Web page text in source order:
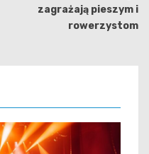
zagrażają pieszym i
rowerzystom